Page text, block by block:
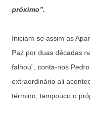
próximo”.
Iniciam-se assim as
Paz por duas décadas
falhou”, conta-nos
extraordinário ali
término, tampouco o